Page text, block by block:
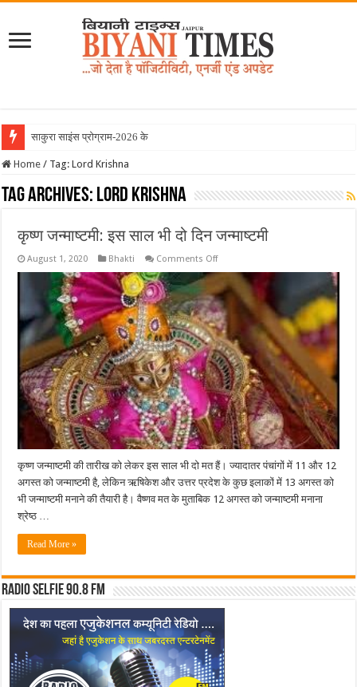
साकुरा साइंस प्रोग्राम-2026 के तहत जा
Home / Tag:Lord Krishna
Tag Archives: Lord Krishna
कृष्ण जन्माष्टमी: इस साल भी दो दिन जन्माष्टमी
August 1, 2020 Bhakti Comments Offon
जन्माष्टमी:
इस
साल
भी
दो
दिन
जन्माष्टमी
कृष्ण जन्माष्टमी की तारीख को लेकर इस साल भी दो मत हैं। ज्यादातर पंचांगों में 11 और 12
अगस्त को जन्माष्टमी है, लेकिन ऋषिकेश और उत्तर प्रदेश के कुछ इलाकों में 13 अगस्त को
भी जन्माष्टमी मनाने की तैयारी है। वैष्णव मत के मुताबिक 12 अगस्त को जन्माष्टमी मनाना
श्रेष्ठ …
Read More »
Radio Selfie 90.8 FM